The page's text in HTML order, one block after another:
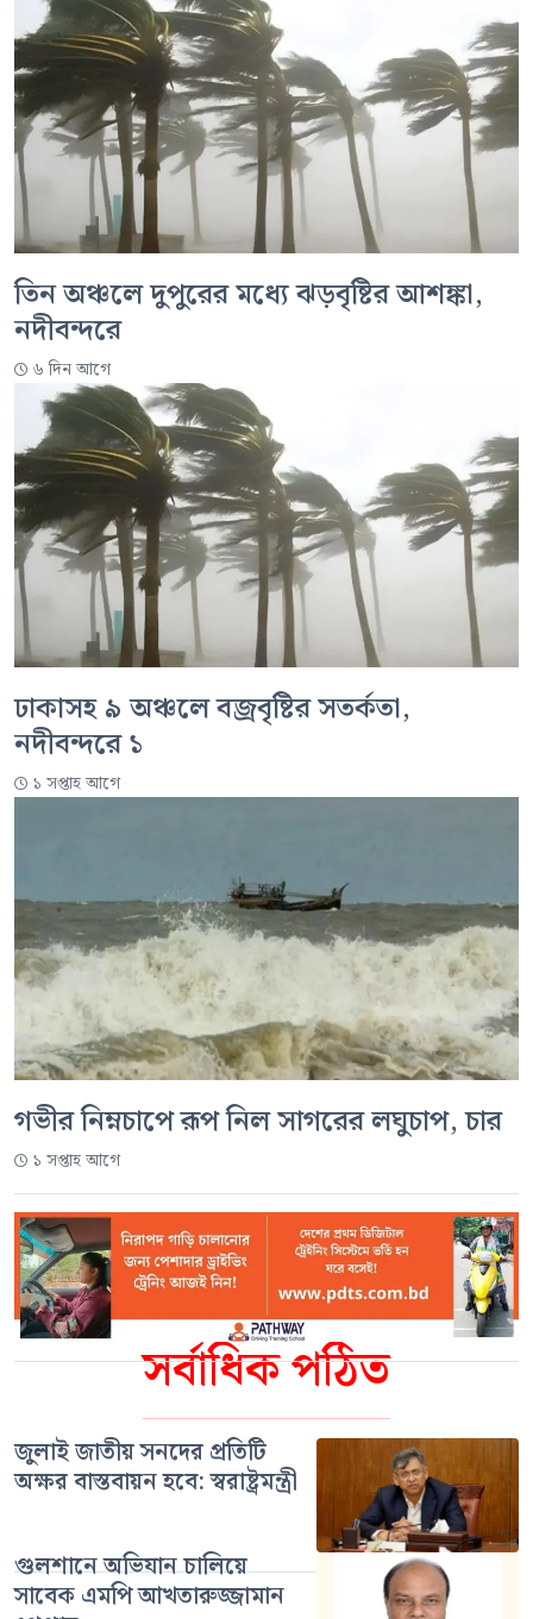
সর্বাধিক পঠিত
জুলাই জাতীয় সনদের প্রতিটি
অক্ষর বাস্তবায়ন হবে: স্বরাষ্ট্রমন্ত্রী
গুলশানে অভিযান চালিয়ে
সাবেক এমপি আখতারুজ্জামান
তিন অঞ্চলে দুপুরের মধ্যে ঝড়বৃষ্টির আশঙ্কা,
নদীবন্দরে
৬ দিন আগে
ঢাকাসহ ৯ অঞ্চলে বজ্রবৃষ্টির সতর্কতা,
নদীবন্দরে ১
১ সপ্তাহ আগে
গভীর নিম্নচাপে রূপ নিল সাগরের লঘুচাপ, চার
১ সপ্তাহ আগে